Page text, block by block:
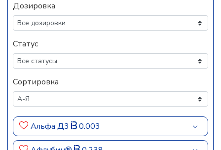
Дозировка
Статус
Сортировка
Альфа Д3 0.003